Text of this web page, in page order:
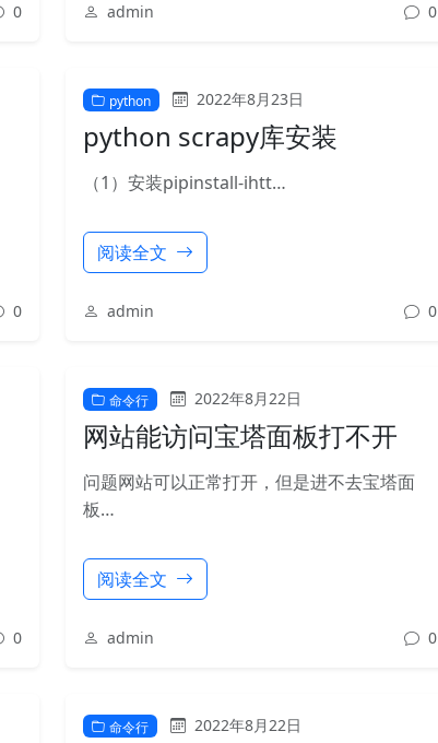
0 admin 0
0
python 2022年8月23日
python scrapy库安装
（1）安装pipinstall-ihtt…
阅读全文
admin 0
0
命令行 2022年8月22日
网站能访问宝塔面板打不开
问题网站可以正常打开，但是进不去宝塔面
板…
阅读全文
admin 0
命令行 2022年8月22日